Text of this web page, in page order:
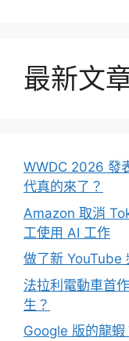
最新文
WWDC 2026 發
代真的來了？
Amazon 取消
工使用 AI 工作
做了新 YouTube
法拉利電動車首
生？
Google 版的龍